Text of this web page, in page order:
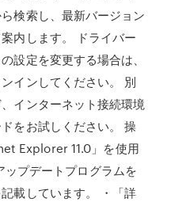
検索し、最新バージョン
内します。 ドライバー
設定を変更する場合は、
インしてください。 別
インターネット接続環境
をお試しください。 操
Explorer 11.0」を使用
ップデートプログラムを
載しています。 ・「詳